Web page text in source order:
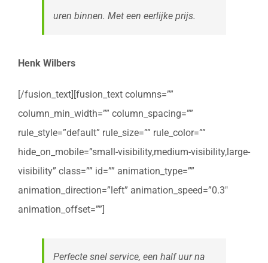
uren binnen. Met een eerlijke prijs.
Henk Wilbers
[/fusion_text][fusion_text columns=””
column_min_width=”” column_spacing=””
rule_style=”default” rule_size=”” rule_color=””
hide_on_mobile=”small-visibility,medium-visibility,large-
visibility” class=”” id=”” animation_type=””
animation_direction=”left” animation_speed=”0.3″
animation_offset=””]
Perfecte snel service, een half uur na